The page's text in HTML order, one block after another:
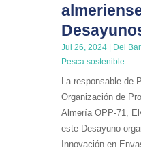
Jul 26, 2024| Del
Pesca sostenible
La responsable de
Organización de
Almería OPP-71,
este Desayuno
Innovación en